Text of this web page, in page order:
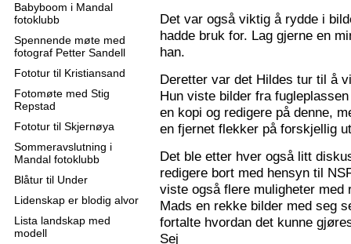
Babyboom i Mandal
fotoklubb
Spennende møte med
fotograf Petter Sandell
Fototur til Kristiansand
Fotomøte med Stig
Repstad
Fototur til Skjernøya
Sommeravslutning i
Mandal fotoklubb
Blåtur til Under
Lidenskap er blodig alvor
Lista landskap med
modell
Det var også viktig å rydde i
hadde bruk for. Lag gjerne en
han.
Deretter var det Hildes tur til å
Hun viste bilder fra
en kopi og redigere på denne,
en fjernet flekker på forskjellig
Det ble etter hver også litt
redigere bort med hensyn til
viste også flere muligheter
Mads en rekke bilder med seg
fortalte hvordan det kunne
Sej